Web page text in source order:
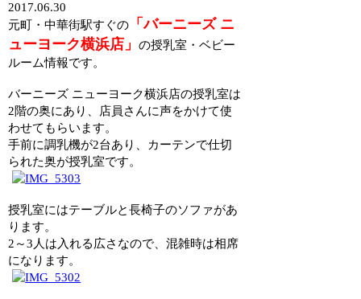
2017.06.30
元町・中華街駅すぐの
「バーニーズ ニ
ューヨーク横浜店」の授乳室・ベビー
ルーム情報です。
バーニーズ ニューヨーク横浜店の授乳室は
2階の奥にあり、店員さんに声をかけて使
わせてもらいます。
手前に調乳機が2台あり、カーテンで仕切
られた奥が授乳室です。
授乳室にはテーブルと長椅子のソファがあ
ります。
2～3人は入れる広さなので、混雑時は相席
になります。